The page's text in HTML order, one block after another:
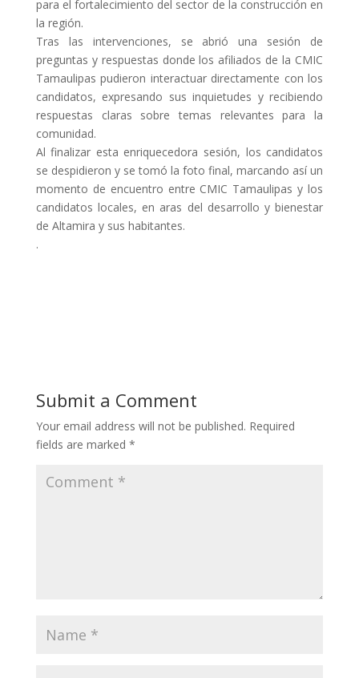
para el fortalecimiento del sector de la construcción en
la región.
Tras las intervenciones, se abrió una sesión de
preguntas y respuestas donde los afiliados de la CMIC
Tamaulipas pudieron interactuar directamente con los
candidatos, expresando sus inquietudes y recibiendo
respuestas claras sobre temas relevantes para la
comunidad.
Al finalizar esta enriquecedora sesión, los candidatos
se despidieron y se tomó la foto final, marcando así un
momento de encuentro entre CMIC Tamaulipas y los
candidatos locales, en aras del desarrollo y bienestar
de Altamira y sus habitantes.
.
Submit a Comment
Your email address will not be published. Required
fields are marked *